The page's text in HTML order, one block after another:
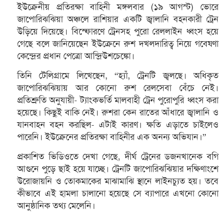
ইউক্রেনীয় প্রতিরক্ষা বাহিনী মঙ্গলবার (১৯ আগস্ট) ভোরে
জাপোরিঝঝিয়া অঞ্চলে রাশিয়ার একটি জ্বালানি বহনকারী ট্রেন
উড়িয়ে দিয়েছে। বিস্ফোরণে ট্রেনসহ পুরো রেললাইন ধ্বংস হয়ে
গেছে বলে জানিয়েছেন ইউক্রেনে রুশ দখলদারিত্ব নিয়ে গবেষণা
কেন্দ্রের প্রধান পেত্রো আন্দ্রিউশচেঙ্কো।
তিনি টেলিগ্রামে লিখেছেন, “হ্যাঁ, ট্রেনটি জ্বলছে। অধিকৃত
জাপোরিঝঝিয়ায় আর কোনো রুশ রেলসেবা বেঁচে নেই।
প্রতিশ্রুতি অনুযায়ী- ট্যাংকভর্তি মালবাহী ট্রেন পুরোপুরি ধ্বংস করা
হয়েছে। কিছুই বাকি নেই। রুশরা কেন রাতের আঁধারে জ্বালানি ও
যানবাহন বহন করছিল- এটাই কারণ। ক্ষতি এড়াতে চাইলেও
পারেনি। ইউক্রেনের প্রতিরক্ষা বাহিনীর এক অনন্য অভিযান।”
প্রকাশিত ভিডিওতে দেখা গেছে, দীর্ঘ ট্রেনের ডজনখানেক বগি
আগুনে পুড়ে ছাই হয়ে যাচ্ছে। ট্রেনটি জাপোরিঝঝিয়ার দক্ষিণাংশে
উরোজায়নি ও তোকমাকের মাঝামাঝি স্থানে লাইনচ্যুত হয়। তবে
কীভাবে এই হামলা চালানো হয়েছে সে ব্যাপারে এখনো কোনো
আনুষ্ঠানিক তথ্য মেলেনি।